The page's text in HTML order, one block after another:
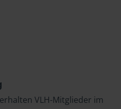
VLH-Mitglieder im